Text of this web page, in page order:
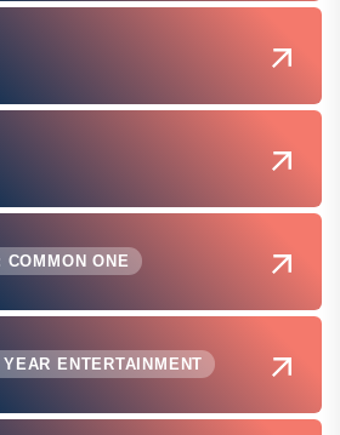
COMMON ONE
ENTERTAINMENT